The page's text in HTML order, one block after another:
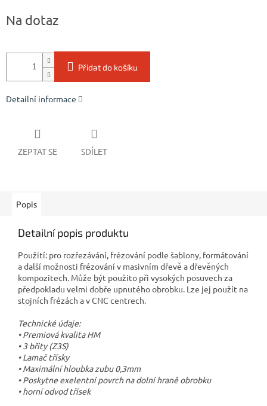
cena:
Na dotaz
Přidat do košíku
Detailní informace
ZEPTAT SE SDÍLET
Popis
Detailní popis produktu
Použití: pro rozřezávání, frézování podle šablony, formátování
a další možnosti frézování v masivním dřevě a dřevěných
kompozitech. Může být použito při vysokých posuvech za
předpokladu velmi dobře upnutého obrobku. Lze jej použít na
stojních frézách a v CNC centrech.
Technické údaje:
• Premiová kvalita HM
• 3 břity (Z3S)
• Lamač třísky
• Maximální hloubka zubu 0,3mm
• Poskytne exelentní povrch na dolní hraně obrobku
• horní odvod třísek